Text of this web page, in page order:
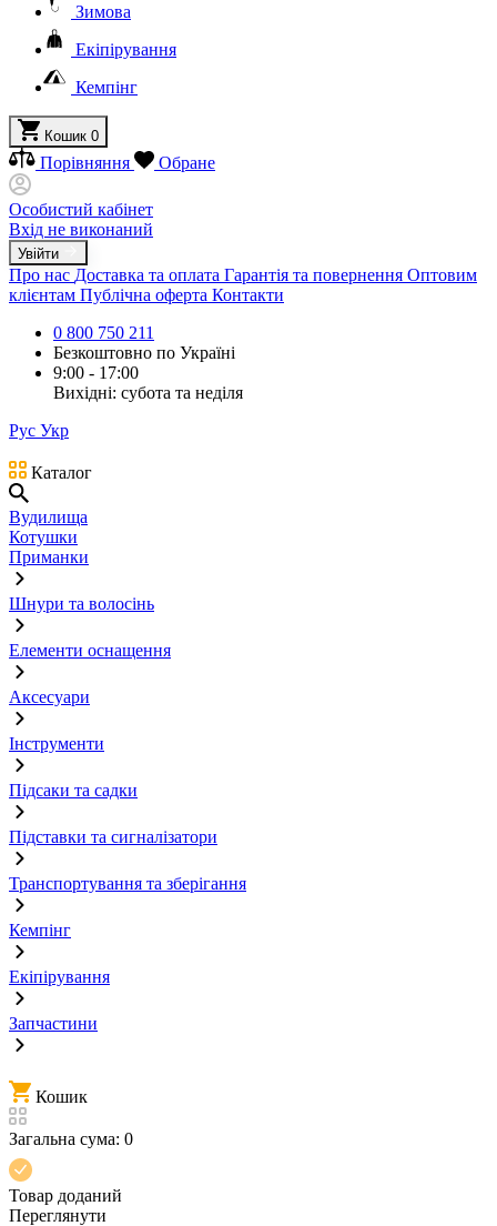
Зимова
Екіпірування
Кемпінг
Кошик 0
Порівняння Обране
Особистий кабінет
Вхід не виконаний
Увійти
Про нас Доставка та оплата Гарантія та повернення Оптовим
клієнтам Публічна оферта Контакти
0 800 750 211
Безкоштовно по Україні
9:00 - 17:00
Вихідні: субота та неділя
Рус Укр
Каталог
Вудилища
Котушки
Приманки
Шнури та волосінь
Елементи оснащення
Аксесуари
Інструменти
Підсаки та садки
Підставки та сигналізатори
Транспортування та зберігання
Кемпінг
Екіпірування
Запчастини
Кошик
Загальна сума: 0
Товар доданий
Переглянути